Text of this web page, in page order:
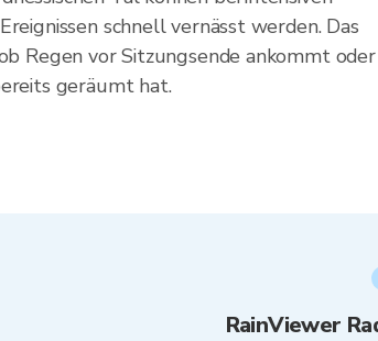
schnell vernässt werden. Das
Regen vor Sitzungsende ankommt oder
geräumt hat.
RainViewer